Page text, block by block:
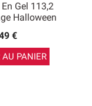
Gel 113,2
Halloween
€
PANIER